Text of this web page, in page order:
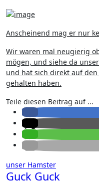
Anscheinend mag er nur
Wir waren mal neugierig
mögen, und siehe da
und hat sich direkt auf
gehalten haben.
Teile diesen Beitrag auf ...
unser Hamster
Guck Guck